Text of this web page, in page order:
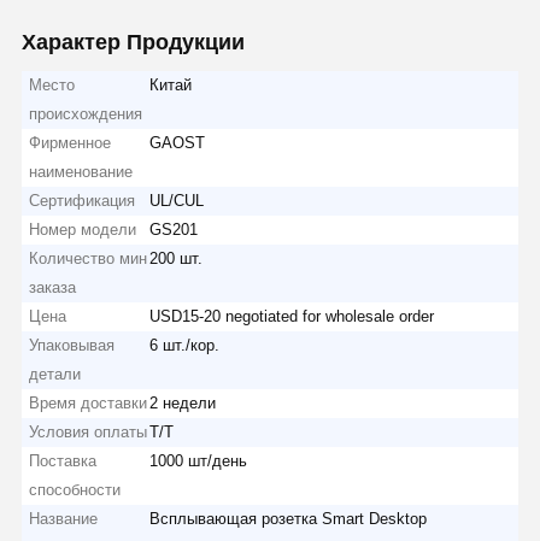
Характер Продукции
Место
происхождения
Китай
Фирменное
наименование
GAOST
Сертификация
UL/CUL
Номер модели
GS201
Количество мин
заказа
200 шт.
Цена
USD15-20 negotiated for wholesale order
Упаковывая
детали
6 шт./кор.
Время доставки 2 недели
Условия оплатыТ/Т
Поставка
способности
1000 шт/день
Название
Всплывающая розетка Smart Desktop